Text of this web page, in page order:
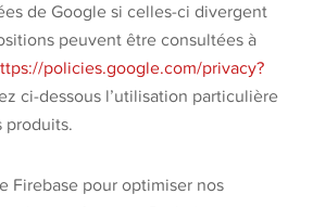
de Google si celles-ci divergent
peuvent être consultées à
policies.google.com/privacy?
ci-dessous l’utilisation particulière
produits.
Firebase pour optimiser nos